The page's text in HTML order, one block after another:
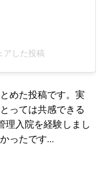
アした投稿
めた投稿です。実
っては共感できる
理入院を経験しまし
ったです…